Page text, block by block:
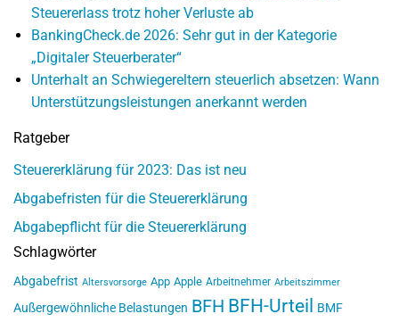
Steuererlass trotz hoher Verluste ab
BankingCheck.de 2026: Sehr gut in der Kategorie
„Digitaler Steuerberater“
Unterhalt an Schwiegereltern steuerlich absetzen: Wann
Unterstützungsleistungen anerkannt werden
Ratgeber
Steuererklärung für 2023: Das ist neu
Abgabefristen für die Steuererklärung
Abgabepflicht für die Steuererklärung
Schlagwörter
Abgabefrist Altersvorsorge App Apple Arbeitnehmer Arbeitszimmer
Außergewöhnliche Belastungen BFH BFH-Urteil BMF